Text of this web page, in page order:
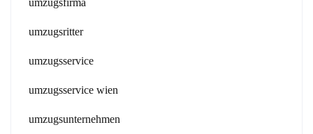
umzugsritter
umzugsservice
umzugsservice wien
umzugsunternehmen